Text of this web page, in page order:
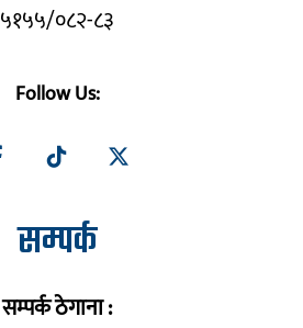
५१५५/०८२-८३
Follow Us:
सम्पर्क
सम्पर्क ठेगाना :